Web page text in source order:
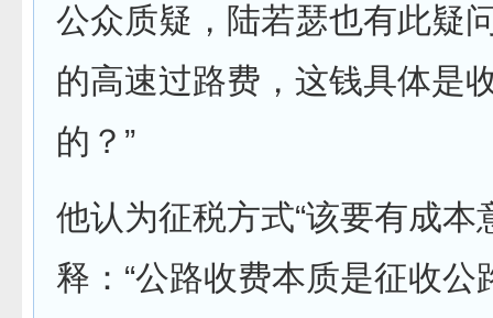
公众质疑，陆若瑟也有此疑
的高速过路费，这钱具体是
的？”
他认为征税方式“该要有成本
释：“公路收费本质是征收公